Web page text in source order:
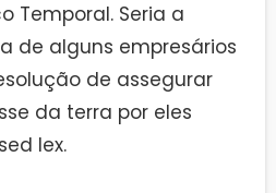
Temporal. Seria a
de alguns empresários
de assegurar
da terra por eles
lex.